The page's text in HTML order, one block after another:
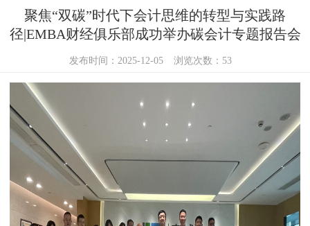
聚焦“双碳”时代下会计思维的转型与实践路
径|EMBA财经俱乐部成功举办碳会计专题报告会
发布时间：2025-12-05 浏览次数： 53